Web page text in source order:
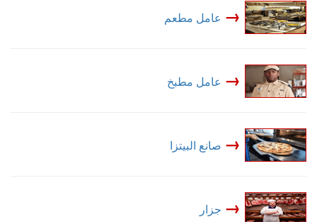
→ عامل مطعم
→ عامل مطبخ
→ صانع البيتزا
→ جزار